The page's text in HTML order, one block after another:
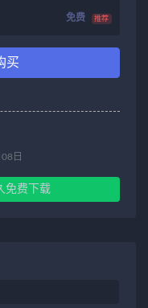
免费 推荐
买
日
免费下载